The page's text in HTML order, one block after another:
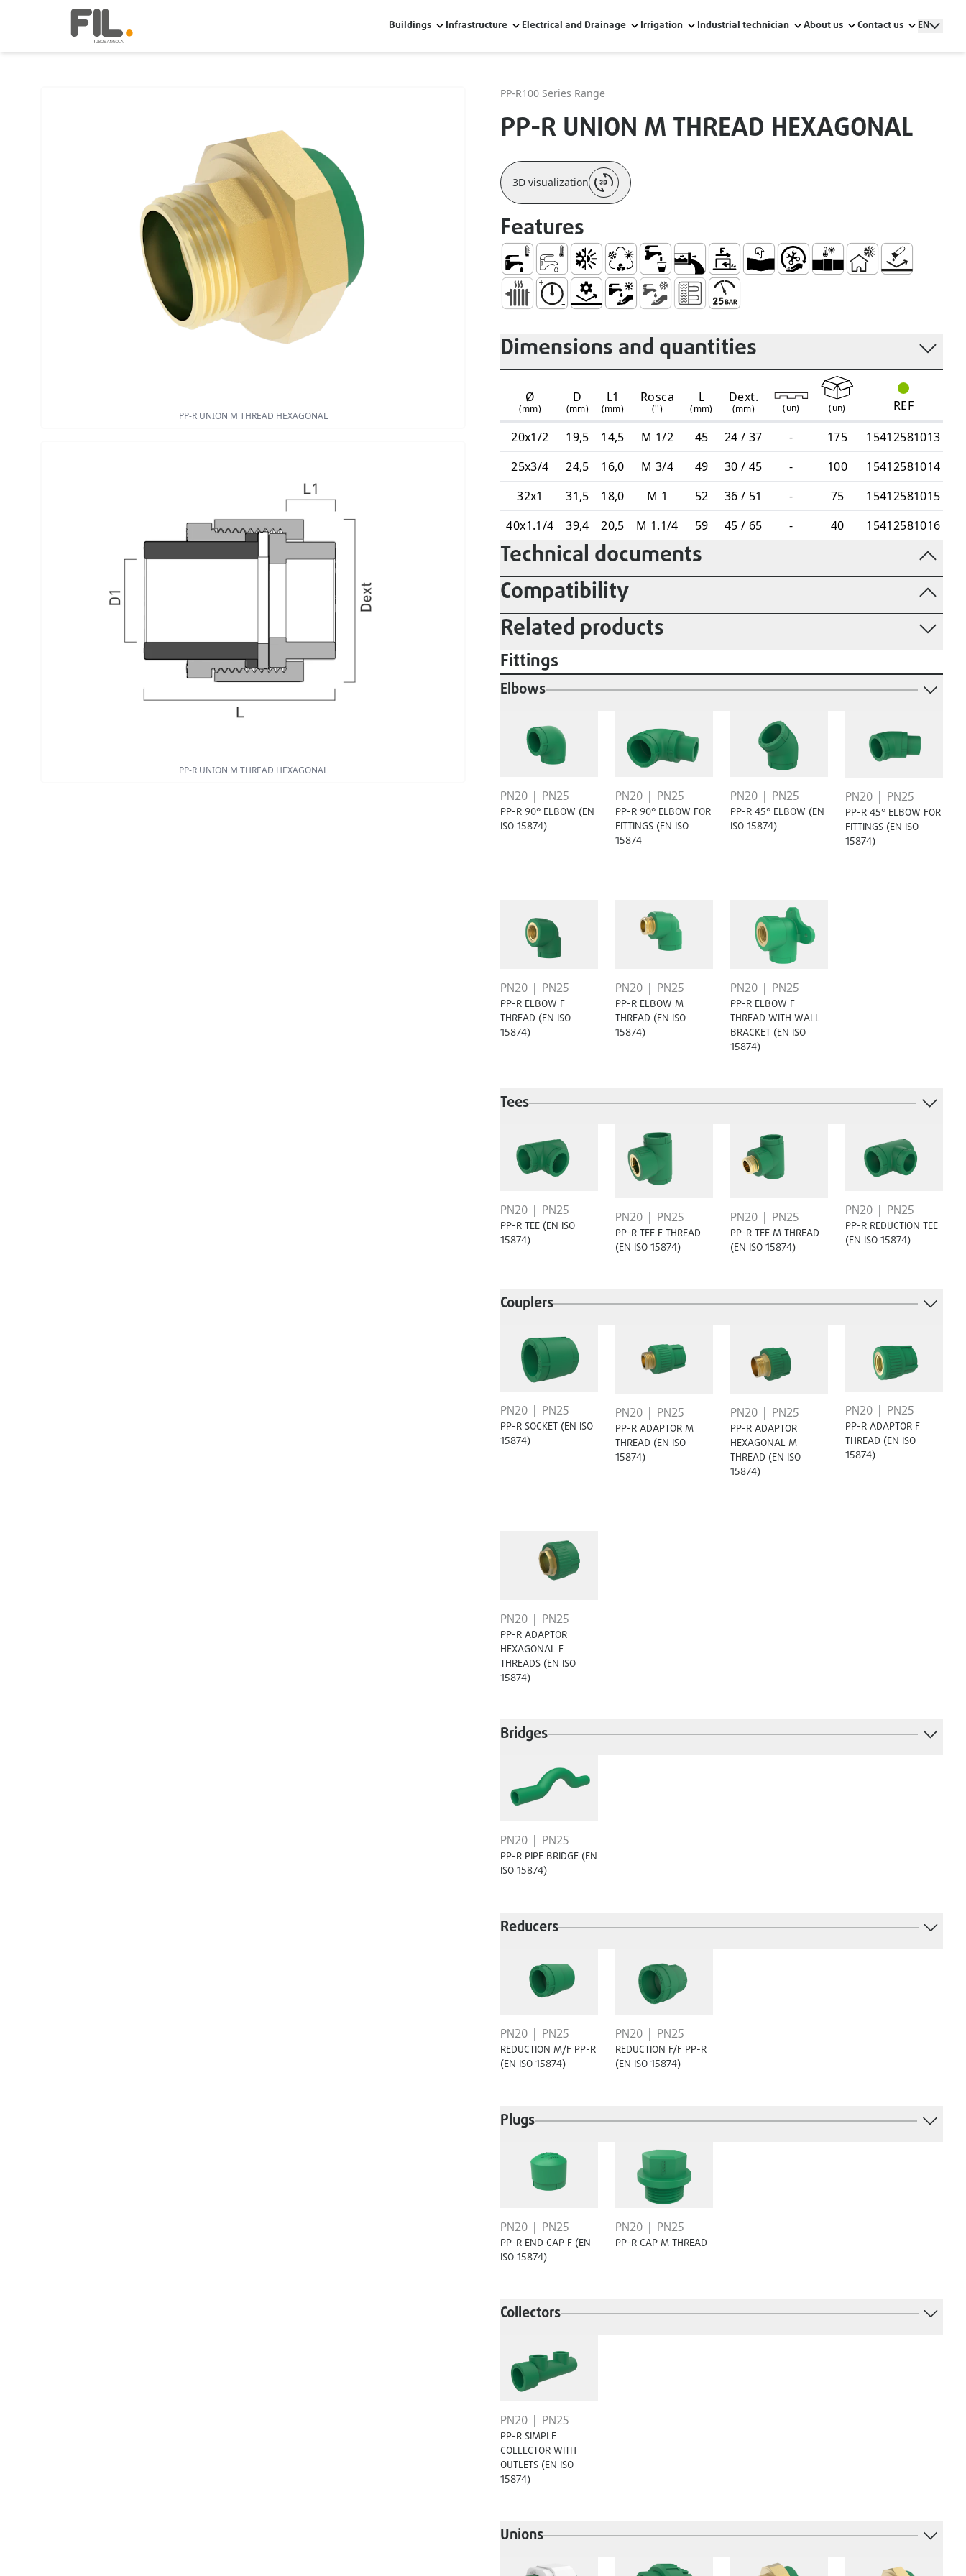
Buildings Infrastructure Electrical and Drainage Irrigation Industrial technician About us Contact us EN
PP-R UNION M THREAD HEXAGONAL
PP-R UNION M THREAD HEXAGONAL
PP-R100 Series Range
PP-R UNION M THREAD HEXAGONAL
3D visualization
Features
Sanitary Hot Water
Sanitary Cold Water
Heating and Air Conditioning
HVAC Use with Water for Human Consumption W Series
Low Internal Wall Roughness
Low Friction Coefficient
Dimensions and quantities
Ø
(mm)
D
(mm)
L1
(mm)
Rosca
('')
L
(mm)
Dext.
(mm) (un) (un)
REF
20x1/2
19,5 14,5 M 1/2 45 24 / 37 - 175
15412581013
25x3/4
24,5 16,0 M 3/4 49 30 / 45 - 100
15412581014
32x1
31,5 18,0 M 1 52 36 / 51 - 75
15412581015
40x1.1/4
39,4 20,5 M 1.1/4 59 45 / 65 - 40 15412581016
Technical documents
Compatibility
Related products
Fittings
Elbows
PN20 PN25
PP-R 90° ELBOW (EN
ISO 15874)
PN20 PN25
PP-R 90° ELBOW FOR
FITTINGS (EN ISO
15874
PN20 PN25
PP-R 45° ELBOW (EN
ISO 15874)
PN20 PN25
PP-R 45° ELBOW FOR
FITTINGS (EN ISO
15874)
PN20 PN25
PP-R ELBOW F
THREAD (EN ISO
15874)
PN20 PN25
PP-R ELBOW M
THREAD (EN ISO
15874)
PN20 PN25
PP-R ELBOW F
THREAD WITH WALL
BRACKET (EN ISO
15874)
Tees
PN20 PN25
PP-R TEE (EN ISO
15874)
PN20 PN25
PP-R TEE F THREAD
(EN ISO 15874)
PN20 PN25
PP-R TEE M THREAD
(EN ISO 15874)
PN20 PN25
PP-R REDUCTION TEE
(EN ISO 15874)
Couplers
PN20 PN25
PP-R SOCKET (EN ISO
15874)
PN20 PN25
PP-R ADAPTOR M
THREAD (EN ISO
15874)
PN20 PN25
PP-R ADAPTOR
HEXAGONAL M
THREAD (EN ISO
15874)
PN20 PN25
PP-R ADAPTOR F
THREAD (EN ISO
15874)
PN20 PN25
PP-R ADAPTOR
HEXAGONAL F
THREADS (EN ISO
15874)
Bridges
PN20 PN25
PP-R PIPE BRIDGE (EN
ISO 15874)
Reducers
PN20 PN25
REDUCTION M/F PP-R
(EN ISO 15874)
PN20 PN25
REDUCTION F/F PP-R
(EN ISO 15874)
Plugs
PN20 PN25
PP-R END CAP F (EN
ISO 15874)
PN20 PN25
PP-R CAP M THREAD
Collectors
PN20 PN25
PP-R SIMPLE
COLLECTOR WITH
OUTLETS (EN ISO
15874)
Unions